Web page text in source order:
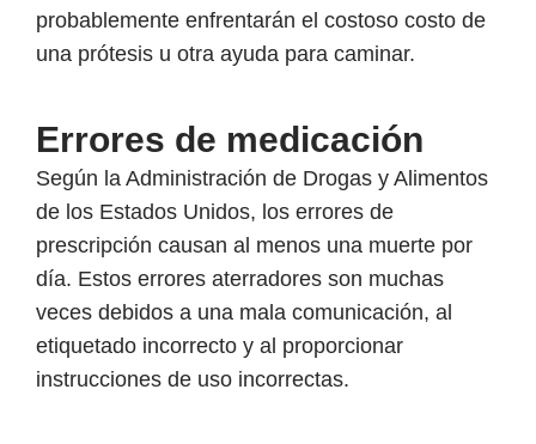
probablemente enfrentarán el costoso costo de
una prótesis u otra ayuda para caminar.
Errores de medicación
Según la Administración de Drogas y Alimentos
de los Estados Unidos, los errores de
prescripción causan al menos una muerte por
día. Estos errores aterradores son muchas
veces debidos a una mala comunicación, al
etiquetado incorrecto y al proporcionar
instrucciones de uso incorrectas.